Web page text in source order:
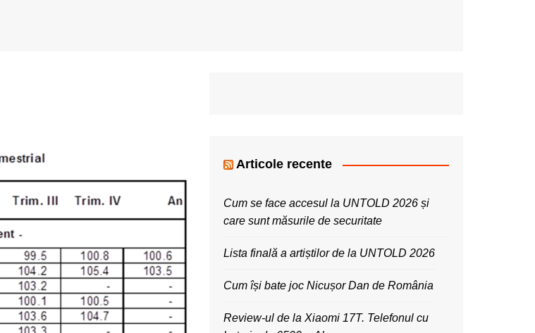
Articole recente
Cum se face accesul la UNTOLD 2026 și
care sunt măsurile de securitate
Lista finală a artiștilor de la UNTOLD 2026
Cum își bate joc Nicușor Dan de România
Review-ul de la Xiaomi 17T. Telefonul cu